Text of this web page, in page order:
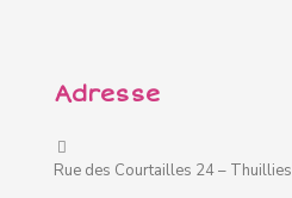
Adresse
Rue des Courtailles 24 – Thuillies